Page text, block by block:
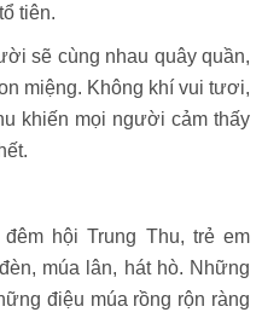
tiên.
sẽ cùng nhau quây quần,
miệng. Không khí vui tươi,
khiến mọi người cảm thấy
hội Trung Thu, trẻ em
múa lân, hát hò. Những
điệu múa rồng rộn ràng